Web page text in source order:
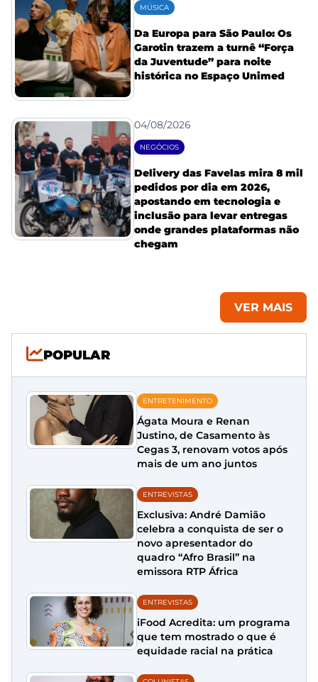
MÚSICA
Da Europa para São Paulo: Os
Garotin trazem a turnê “Força
da Juventude” para noite
histórica no Espaço Unimed
04/08/2026
NEGÓCIOS
Delivery das Favelas mira 8 mil
pedidos por dia em 2026,
apostando em tecnologia e
inclusão para levar entregas
onde grandes plataformas não
chegam
VER MAIS
POPULAR
ENTRETENIMENTO
Ágata Moura e Renan
Justino, de Casamento às
Cegas 3, renovam votos após
mais de um ano juntos
ENTREVISTAS
Exclusiva: André Damião
celebra a conquista de ser o
novo apresentador do
quadro “Afro Brasil” na
emissora RTP África
ENTREVISTAS
iFood Acredita: um programa
que tem mostrado o que é
equidade racial na prática